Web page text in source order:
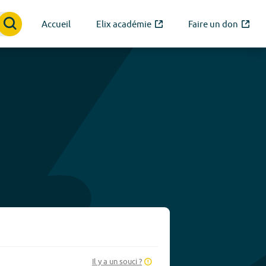
Accueil Elix académie Faire un don
Il y a un souci ?